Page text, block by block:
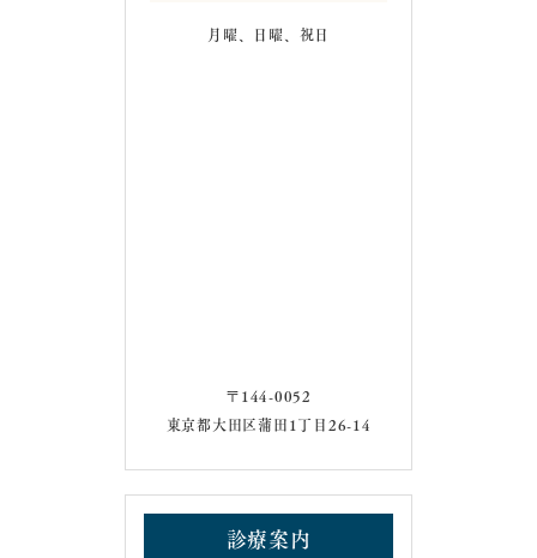
月曜、日曜、祝日
〒144-0052
東京都大田区蒲田1丁目26-14
診療案内